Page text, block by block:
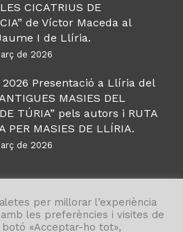
CICATRIUS DE
de Víctor Maceda al
I de Llíria.
de 2026
2026 Presentació a Llíria del
MASIES DEL
TÚRIA” pels autors i RUTA
PER MASIES DE LLÍRIA.
de 2026
per millorar l’experiència
amb les preferències i visites de
botó «Acceptar-ho tot»,